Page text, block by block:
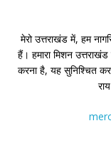
मेरो उत्तराखंड में, हम
हैं। हमारा मिशन
करना है, यह सुनिश्चित